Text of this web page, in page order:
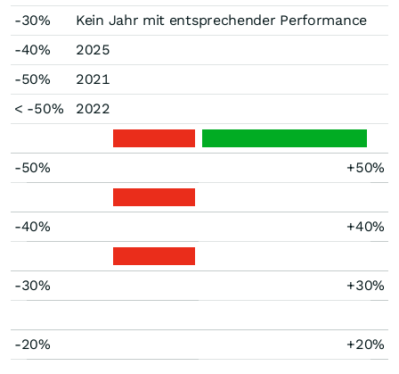
-30%
Kein Jahr mit entsprechender Performance
-40%
2025
-50%
2021
< -50%
2022
-50% +50%
-40% +40%
-30% +30%
-20% +20%